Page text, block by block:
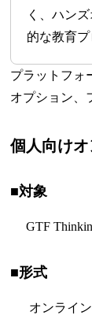
く、ハン
的な教育
プラットフォ
オプション、
個人向け
■対象
GTF
■形式
オンライン